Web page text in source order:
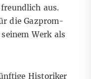
aus.
die Gazprom-
Werk als
Historiker